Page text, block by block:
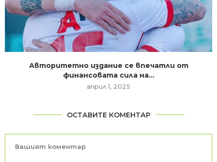
Авторитетно издание се впечатли от
финансовата сила на...
април 1, 2025
ОСТАВИТЕ КОМЕНТАР